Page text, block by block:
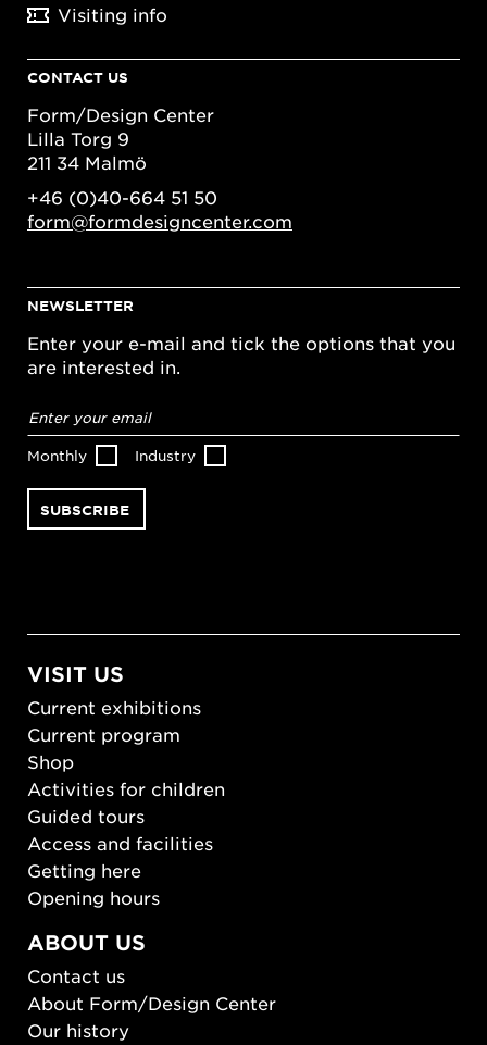
Visiting info
CONTACT US
Form/Design Center
Lilla Torg 9
211 34 Malmö
+46 (0)40-664 51 50
form@formdesigncenter.com
NEWSLETTER
Enter your e-mail and tick the options that you
are interested in.
address*
Monthly Industry
VISIT US
Current exhibitions
Current program
Shop
Activities for children
Guided tours
Access and facilities
Getting here
Opening hours
ABOUT US
Contact us
About Form/Design Center
Our history